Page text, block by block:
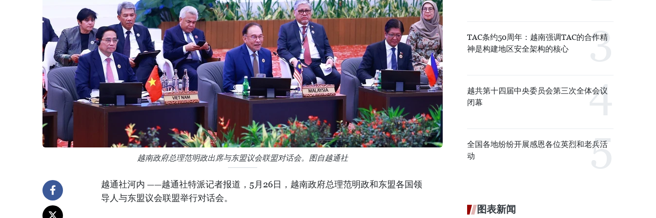
越南政府总理范明政出席与东盟议会联盟对话会。图自越通社
越通社河内 ——越通社特派记者报道，5月26日，越南政府总理范明政和东盟各国领
导人与东盟议会联盟举行对话会。
TAC条约50周年：越南强调TAC的合作精
神是构建地区安全架构的核心
越共第十四届中央委员会第三次全体会议
闭幕
全国各地纷纷开展感恩各位英烈和老兵活
动
图表新闻